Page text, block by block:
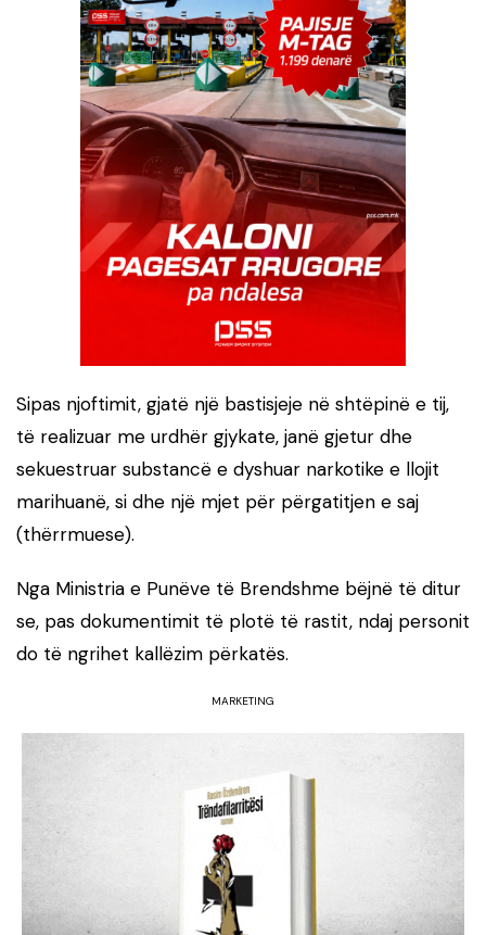
Sipas njoftimit, gjatë një bastisjeje në shtëpinë e tij,
të realizuar me urdhër gjykate, janë gjetur dhe
sekuestruar substancë e dyshuar narkotike e llojit
marihuanë, si dhe një mjet për përgatitjen e saj
(thërrmuese).
Nga Ministria e Punëve të Brendshme bëjnë të ditur
se, pas dokumentimit të plotë të rastit, ndaj personit
do të ngrihet kallëzim përkatës.
MARKETING